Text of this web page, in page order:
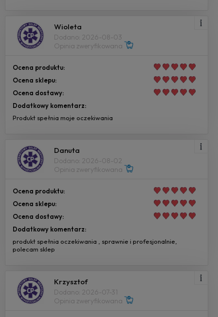
Wioleta
Dodano: 2026-08-03
Opinia zweryfikowana
Ocena produktu:
Ocena sklepu:
Ocena dostawy:
Dodatkowy komentarz:
Produkt spełnia moje oczekiwania
Danuta
Dodano: 2026-08-02
Opinia zweryfikowana
Ocena produktu:
Ocena sklepu:
Ocena dostawy:
Dodatkowy komentarz:
produkt spełnia oczekiwania , sprawnie i profesjonalnie,
polecam sklep
Krzysztof
Dodano: 2026-07-31
Opinia zweryfikowana